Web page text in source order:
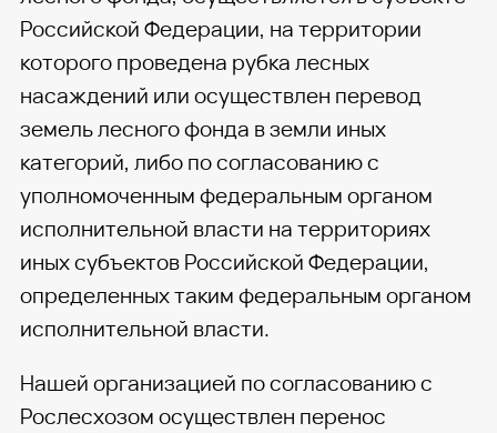
Российской Федерации, на территории
которого проведена рубка лесных
насаждений или осуществлен перевод
земель лесного фонда в земли иных
категорий, либо по согласованию с
уполномоченным федеральным органом
исполнительной власти на территориях
иных субъектов Российской Федерации,
определенных таким федеральным органом
исполнительной власти.
Нашей организацией по согласованию с
Рослесхозом осуществлен перенос